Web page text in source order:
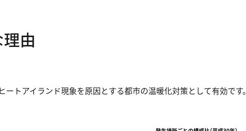
由
トアイランド現象を原因とする都市の温暖化対策として有効です。